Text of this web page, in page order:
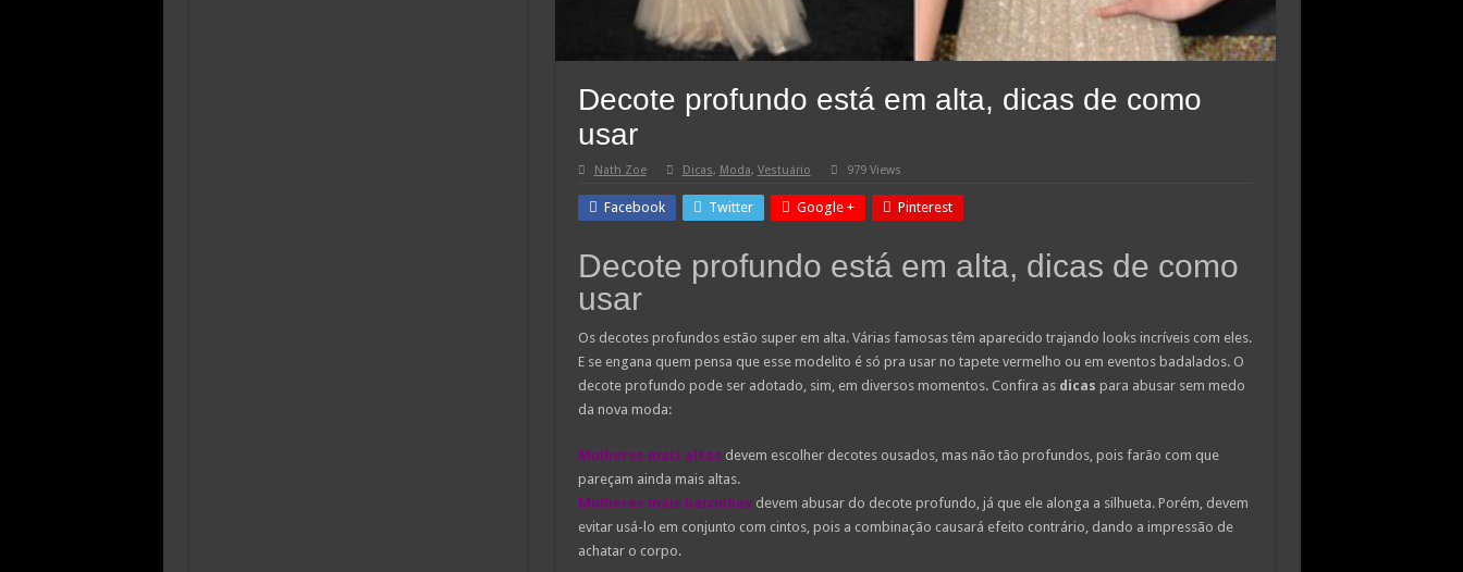
Decote profundo está em alta, dicas de como
usar
Nath Zoe Dicas, Moda, Vestuário 979 Views
Facebook Twitter Google + Pinterest
Decote profundo está em alta, dicas de como
usar
Os decotes profundos estão super em alta. Várias famosas têm aparecido trajando looks incríveis com eles.
E se engana quem pensa que esse modelito é só pra usar no tapete vermelho ou em eventos badalados. O
decote profundo pode ser adotado, sim, em diversos momentos. Confira as dicas para abusar sem medo
da nova moda:
Mulheres mais altas devem escolher decotes ousados, mas não tão profundos, pois farão com que
pareçam ainda mais altas.
Mulheres mais baixinhas devem abusar do decote profundo, já que ele alonga a silhueta. Porém, devem
evitar usá-lo em conjunto com cintos, pois a combinação causará efeito contrário, dando a impressão de
achatar o corpo.